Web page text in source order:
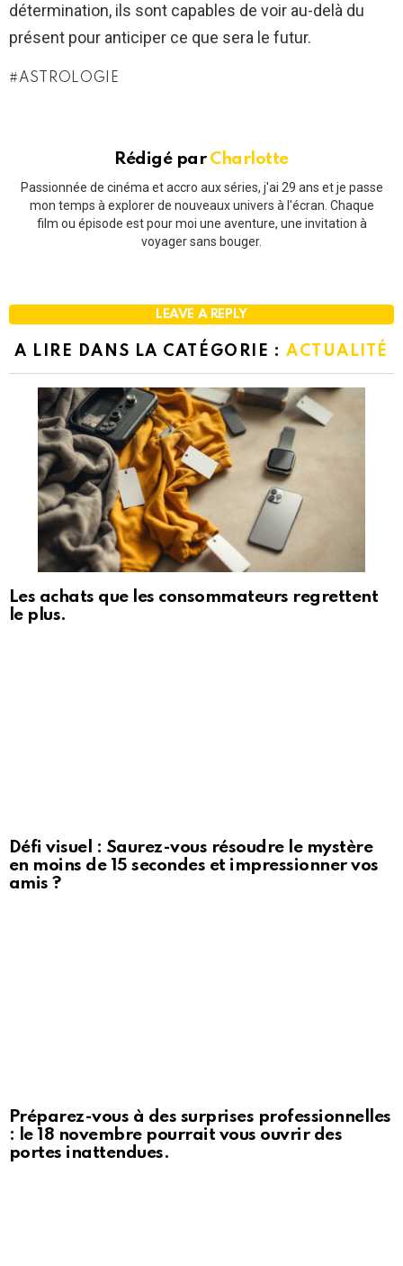
détermination, ils sont capables de voir au-delà du
présent pour anticiper ce que sera le futur.
ASTROLOGIE
Rédigé par Charlotte
Passionnée de cinéma et accro aux séries, j'ai 29 ans et je passe
mon temps à explorer de nouveaux univers à l'écran. Chaque
film ou épisode est pour moi une aventure, une invitation à
voyager sans bouger.
LEAVE A REPLY
A LIRE DANS LA CATÉGORIE : ACTUALITÉ
Les achats que les consommateurs regrettent
le plus.
Défi visuel : Saurez-vous résoudre le mystère
en moins de 15 secondes et impressionner vos
amis ?
Préparez-vous à des surprises professionnelles
: le 18 novembre pourrait vous ouvrir des
portes inattendues.